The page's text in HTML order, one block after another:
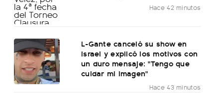
Hace 42 minutos
L-Gante canceló su show en
Israel y explicó los motivos con
un duro mensaje: "Tengo que
cuidar mi imagen"
Hace 43 minutos